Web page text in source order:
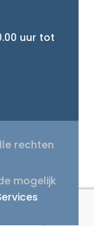
uur tot
rechten
mogelijk